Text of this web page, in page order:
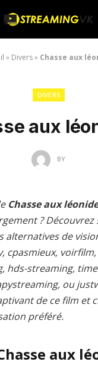
» Divers» Chasse aux
DIVERS
aux
BY
Chasse aux
? Découvrez
alternatives de
cpasmieux, voirfilm,
hds-streaming,
ou
de ce film et
préféré.
aux